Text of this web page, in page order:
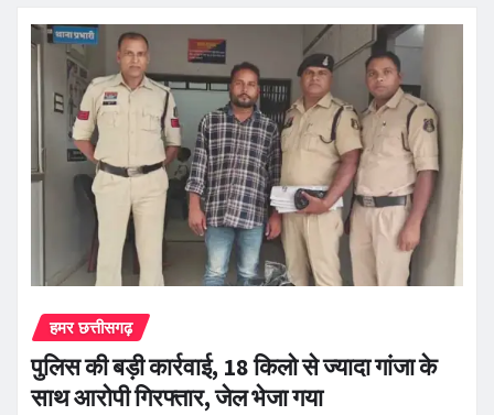
हमर छत्तीसगढ़
पुलिस की बड़ी कार्रवाई, 18 किलो से ज्यादा गांजा के
साथ आरोपी गिरफ्तार, जेल भेजा गया